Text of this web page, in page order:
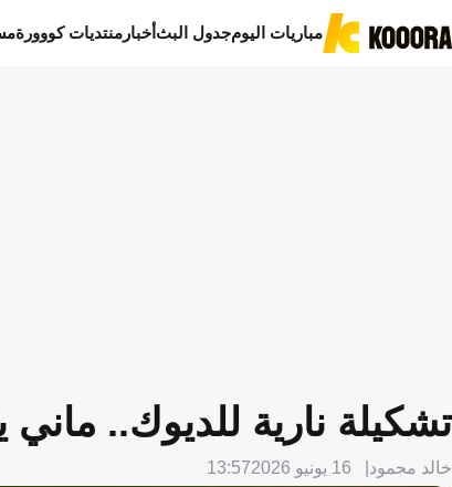
مباريات اليومجدول البثأخبار منتديات كووورة
تشكيلة نارية للديوك..
خالد محمود 16 يونيو 2026 13:57